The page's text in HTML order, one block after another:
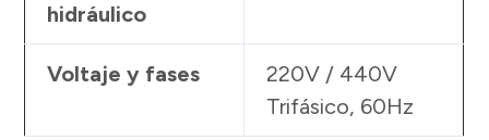
hidráulico
Voltaje y fases
220V / 440V
Trifásico, 60Hz